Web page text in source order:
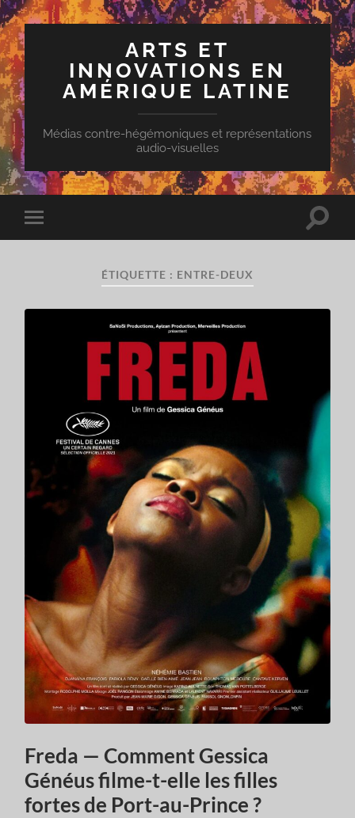
ARTS ET
INNOVATIONS EN
AMÉRIQUE LATINE
Médias contre-hégémoniques et représentations
audio-visuelles
Toggle
mobile
Toggle
ÉTIQUETTE : ENTRE-DEUX
Freda — Comment Gessica
Généus filme-t-elle les filles
fortes de Port-au-Prince ?